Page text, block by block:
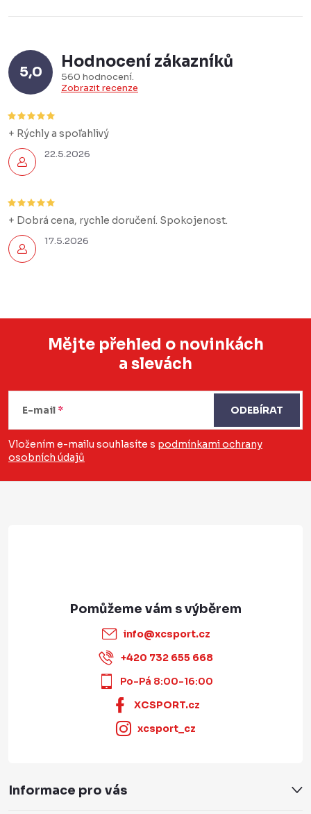
5,0
Hodnocení zákazníků
560 hodnocení
Zobrazit recenze
22.5.2026
+ Rýchly a spoľahlivý
17.5.2026
+ Dobrá cena, rychle doručení. Spokojenost.
á
a
Mějte přehled o novinkách
a slevách
E-mail
Vložením e-mailu souhlasíte s podmínkami ochrany
osobních údajů
ODEBÍRAT
info@xcsport.cz
+420 732 655 668
Po-Pá 8:00-16:00
XCSPORT.cz
xcsport_cz
Informace pro vás